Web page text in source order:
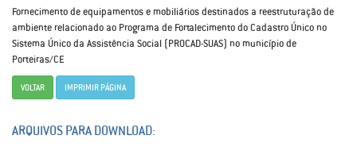
Fornecimento de equipamentos e mobiliários destinados a reestruturação de
ambiente relacionado ao Programa de Fortalecimento do Cadastro Único no
Sistema Único da Assistência Social (PROCAD-SUAS) no município de
Porteiras/CE
VOLTAR IMPRIMIR PÁGINA
ARQUIVOS PARA DOWNLOAD: